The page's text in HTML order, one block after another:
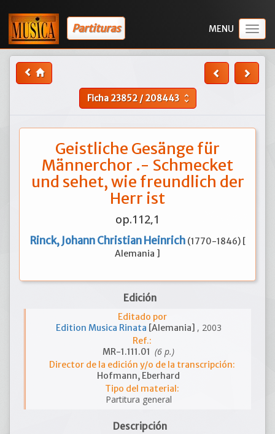
Partituras
Ficha23852/208443 unfold_more
Geistliche Gesänge für
Männerchor .- Schmecket
und sehet, wie freundlich der
Herr ist
op.112,1
Rinck, Johann Christian Heinrich (1770-1846) [
Alemania ]
Edición
Editado por
Edition Musica Rinata [Alemania] , 2003
Ref.:
MR-1.111.01 (6 p.)
Director de la edición y/o de la transcripción:
Hofmann, Eberhard
Tipo del material:
Partitura general
Descripción